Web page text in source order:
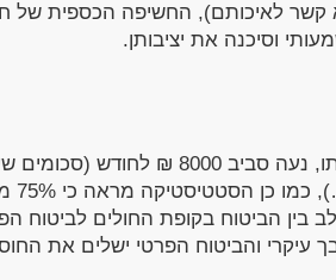
קשר לאיכותם), החשיפה הכספית של
וסיכנה את יציבותן.
עלות טיפול באדם סיעודי הנמצא בביתו, נעה
בין הביטוח בקופת החולים לביטוח
עיקרי והביטוח הפרטי ישלים את